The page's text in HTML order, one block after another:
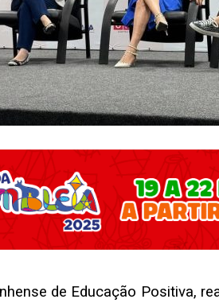
de Educação Positiva,